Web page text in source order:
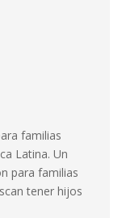
familias
Latina. Un
para familias
tener hijos